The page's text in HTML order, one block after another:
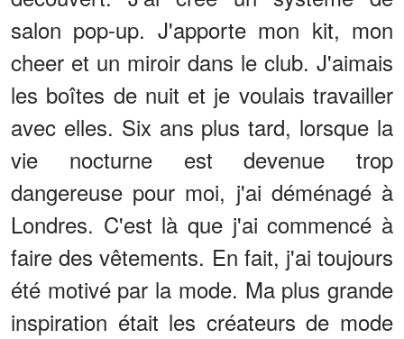
salon pop-up. J'apporte mon kit, mon
cheer et un miroir dans le club. J'aimais
les boîtes de nuit et je voulais travailler
avec elles. Six ans plus tard, lorsque la
vie nocturne est devenue trop
dangereuse pour moi, j'ai déménagé à
Londres. C'est là que j'ai commencé à
faire des vêtements. En fait, j'ai toujours
été motivé par la mode. Ma plus grande
inspiration était les créateurs de mode